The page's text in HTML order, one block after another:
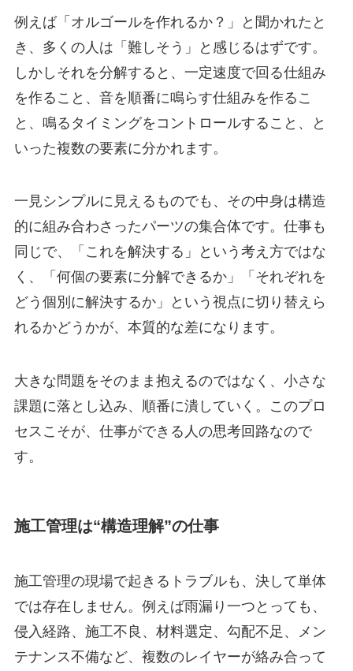
例えば「オルゴールを作れるか？」と聞かれたと
き、多くの人は「難しそう」と感じるはずです。
しかしそれを分解すると、一定速度で回る仕組み
を作ること、音を順番に鳴らす仕組みを作るこ
と、鳴るタイミングをコントロールすること、と
いった複数の要素に分かれます。
一見シンプルに見えるものでも、その中身は構造
的に組み合わさったパーツの集合体です。仕事も
同じで、「これを解決する」という考え方ではな
く、「何個の要素に分解できるか」「それぞれを
どう個別に解決するか」という視点に切り替えら
れるかどうかが、本質的な差になります。
大きな問題をそのまま抱えるのではなく、小さな
課題に落とし込み、順番に潰していく。このプロ
セスこそが、仕事ができる人の思考回路なので
す。
施工管理は“構造理解”の仕事
施工管理の現場で起きるトラブルも、決して単体
では存在しません。例えば雨漏り一つとっても、
侵入経路、施工不良、材料選定、勾配不足、メン
テナンス不備など、複数のレイヤーが絡み合って